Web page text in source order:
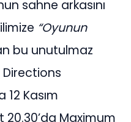
sahne arkasını
“Oyunun
bu unutulmaz
Directions
Kasım
Maximum